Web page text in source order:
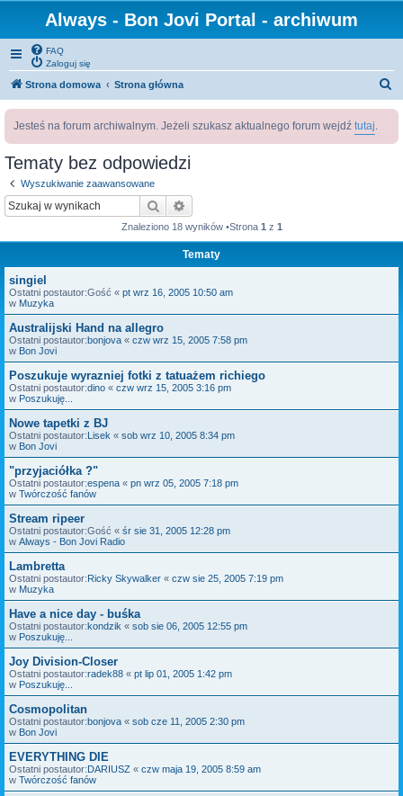
Always - Bon Jovi Portal - archiwum
FAQ
Zaloguj się
Strona domowa Strona główna
Jesteś na forum archiwalnym. Jeżeli szukasz aktualnego forum wejdź tutaj.
Tematy bez odpowiedzi
Wyszukiwanie zaawansowane
Szukaj
Znaleziono 18 wyników •Strona 1 z 1
Tematy
singiel
Ostatni postautor:Gość « pt wrz 16, 2005 10:50 am
w Muzyka
Australijski Hand na allegro
Ostatni postautor:bonjova « czw wrz 15, 2005 7:58 pm
w Bon Jovi
Poszukuje wyrazniej fotki z tatuażem richiego
Ostatni postautor:dino « czw wrz 15, 2005 3:16 pm
w Poszukuję...
Nowe tapetki z BJ
Ostatni postautor:Lisek « sob wrz 10, 2005 8:34 pm
w Bon Jovi
"przyjaciółka ?"
Ostatni postautor:espena « pn wrz 05, 2005 7:18 pm
w Twórczość fanów
Stream ripeer
Ostatni postautor:Gość « śr sie 31, 2005 12:28 pm
w Always - Bon Jovi Radio
Lambretta
Ostatni postautor:Ricky Skywalker « czw sie 25, 2005 7:19 pm
w Muzyka
Have a nice day - buśka
Ostatni postautor:kondzik « sob sie 06, 2005 12:55 pm
w Poszukuję...
Joy Division-Closer
Ostatni postautor:radek88 « pt lip 01, 2005 1:42 pm
w Poszukuję...
Cosmopolitan
Ostatni postautor:bonjova « sob cze 11, 2005 2:30 pm
w Bon Jovi
EVERYTHING DIE
Ostatni postautor:DARIUSZ « czw maja 19, 2005 8:59 am
w Twórczość fanów